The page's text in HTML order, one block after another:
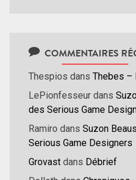
COMMENTAIRES
Thespios dans Thebes –
LePionfesseur dans
des Serious Game
Ramiro dans Suzon
Serious Game Designers
Grovast dans Débrief